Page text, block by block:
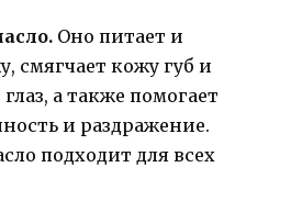
Оно питает и
смягчает кожу губ и
а также помогает
и раздражение.
подходит для всех